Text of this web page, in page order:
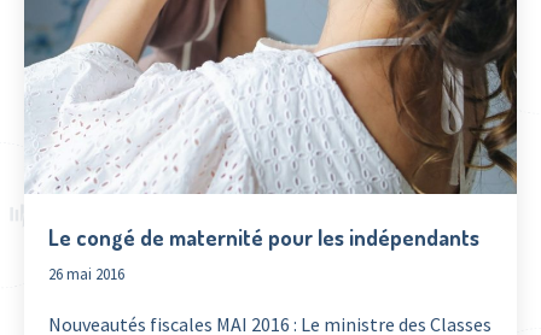
Le congé de maternité pour les indépendants
26 mai 2016
Nouveautés fiscales MAI 2016 : Le ministre des Classes